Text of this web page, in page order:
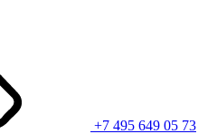
+7 495 649 05 73